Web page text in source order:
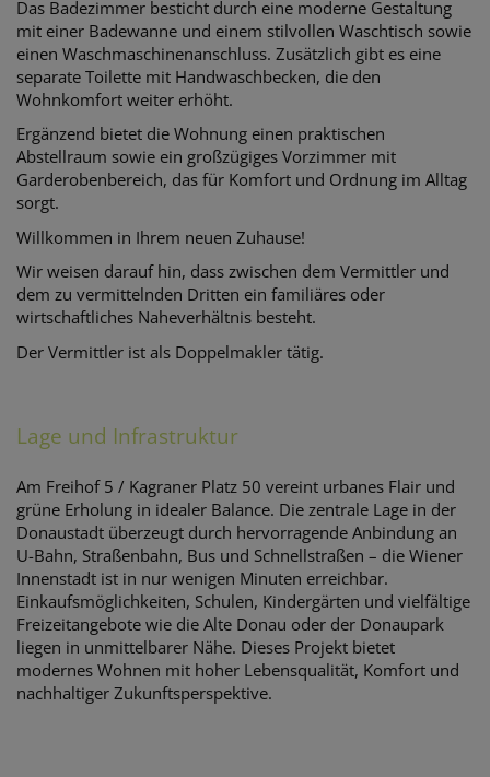
Das Badezimmer besticht durch eine moderne Gestaltung
mit einer Badewanne und einem stilvollen Waschtisch sowie
einen Waschmaschinenanschluss. Zusätzlich gibt es eine
separate Toilette mit Handwaschbecken, die den
Wohnkomfort weiter erhöht.
Ergänzend bietet die Wohnung einen praktischen
Abstellraum sowie ein großzügiges Vorzimmer mit
Garderobenbereich, das für Komfort und Ordnung im Alltag
sorgt.
Willkommen in Ihrem neuen Zuhause!
Wir weisen darauf hin, dass zwischen dem Vermittler und
dem zu vermittelnden Dritten ein familiäres oder
wirtschaftliches Naheverhältnis besteht.
Der Vermittler ist als Doppelmakler tätig.
Lage und Infrastruktur
Am Freihof 5 / Kagraner Platz 50 vereint urbanes Flair und
grüne Erholung in idealer Balance. Die zentrale Lage in der
Donaustadt überzeugt durch hervorragende Anbindung an
U-Bahn, Straßenbahn, Bus und Schnellstraßen – die Wiener
Innenstadt ist in nur wenigen Minuten erreichbar.
Einkaufsmöglichkeiten, Schulen, Kindergärten und vielfältige
Freizeitangebote wie die Alte Donau oder der Donaupark
liegen in unmittelbarer Nähe. Dieses Projekt bietet
modernes Wohnen mit hoher Lebensqualität, Komfort und
nachhaltiger Zukunftsperspektive.